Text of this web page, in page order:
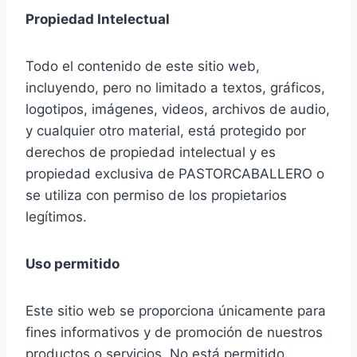
Propiedad Intelectual
Todo el contenido de este sitio web,
incluyendo, pero no limitado a textos, gráficos,
logotipos, imágenes, videos, archivos de audio,
y cualquier otro material, está protegido por
derechos de propiedad intelectual y es
propiedad exclusiva de PASTORCABALLERO o
se utiliza con permiso de los propietarios
legítimos.
Uso permitido
Este sitio web se proporciona únicamente para
fines informativos y de promoción de nuestros
productos o servicios. No está permitido